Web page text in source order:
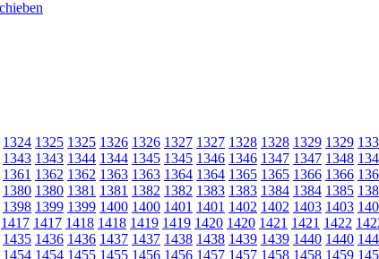
1324 1325 1325 1326 1326 1327 1327 1328 1328 1329 1329
1343 1343 1344 1344 1345 1345 1346 1346 1347 1347 1348
1361 1362 1362 1363 1363 1364 1364 1365 1365 1366 1366
1380 1380 1381 1381 1382 1382 1383 1383 1384 1384 1385
1398 1399 1399 1400 1400 1401 1401 1402 1402 1403 1403
1417 1417 1418 1418 1419 1419 1420 1420 1421 1421 1422
1435 1436 1436 1437 1437 1438 1438 1439 1439 1440 1440
1454 1454 1455 1455 1456 1456 1457 1457 1458 1458 1459